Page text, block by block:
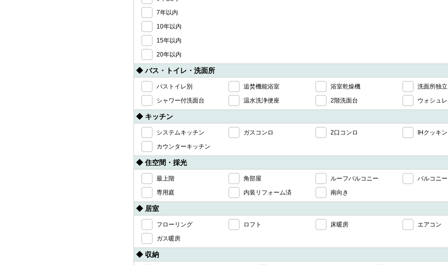
7年以内
10年以内
15年以内
20年以内
◆ バス・トイレ・洗面所
バストイレ別 追焚機能浴室 浴室乾燥機
洗面所独立
シャワー付洗面台
温水洗浄便座 2階洗面台 ウォシュレ
◆ キッチン
システムキッチン ガスコンロ 2口コンロ
IHクッキ
カウンターキッチン
◆ 住空間・採光
最上階 角部屋 ルーフバルコニー
バルコニー
専用庭
内装リフォーム済 南向き
◆ 居室
フローリング ロフト 床暖房
エアコン
ガス暖房
◆ 収納